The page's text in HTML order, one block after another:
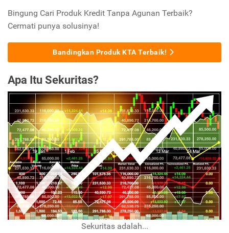
Bingung Cari Produk Kredit Tanpa Agunan Terbaik?
Cermati punya solusinya!
Bandingkan Produk KTA Terbaik!
Apa Itu Sekuritas?
Sekuritas adalah...